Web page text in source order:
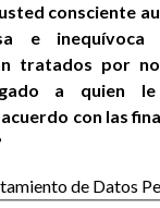
consciente
e
tratados por
a quien le
con las
de Datos